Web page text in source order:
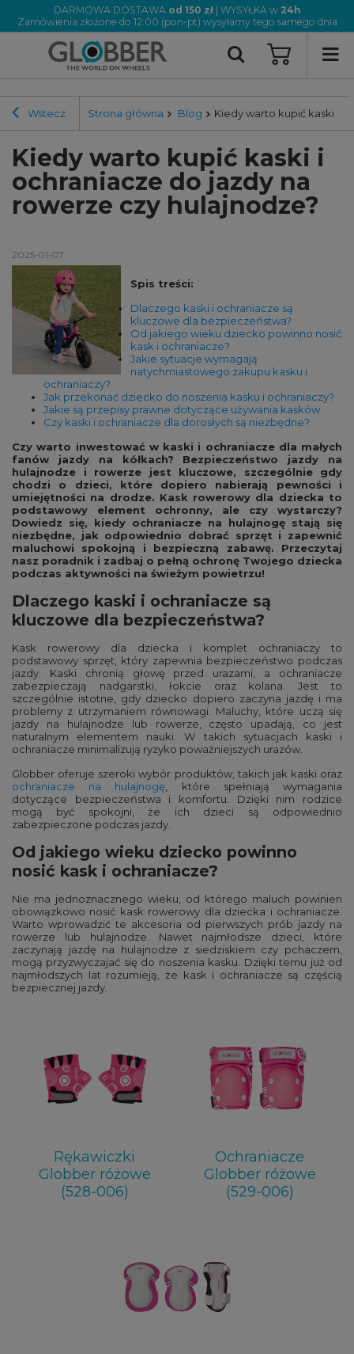
DARMOWA DOSTAWA od 150 zł| WYSYŁKA w 24h
Zamówienia złożone do 12:00 (pon-pt) wysyłamy tego samego dnia
Wstecz Strona główna Blog Kiedy warto kupić kaski i
Kiedy warto kupić kaski i
ochraniacze do jazdy na
rowerze czy hulajnodze?
2025-01-07
Spis treści:
Dlaczego kaski i ochraniacze są
kluczowe dla bezpieczeństwa?
Od jakiego wieku dziecko powinno nosić
kask i ochraniacze?
Jakie sytuacje wymagają
natychmiastowego zakupu kasku i
ochraniaczy?
Jak przekonać dziecko do noszenia kasku i ochraniaczy?
Jakie są przepisy prawne dotyczące używania kasków
Czy kaski i ochraniacze dla dorosłych są niezbędne?
Czy warto inwestować w kaski i ochraniacze dla małych
fanów jazdy na kółkach? Bezpieczeństwo jazdy na
hulajnodze i rowerze jest kluczowe, szczególnie gdy
chodzi o dzieci, które dopiero nabierają pewności i
umiejętności na drodze. Kask rowerowy dla dziecka to
podstawowy element ochronny, ale czy wystarczy?
Dowiedz się, kiedy ochraniacze na hulajnogę stają się
niezbędne, jak odpowiednio dobrać sprzęt i zapewnić
maluchowi spokojną i bezpieczną zabawę. Przeczytaj
nasz poradnik i zadbaj o pełną ochronę Twojego dziecka
podczas aktywności na świeżym powietrzu!
Dlaczego kaski i ochraniacze są
kluczowe dla bezpieczeństwa?
Kask rowerowy dla dziecka i komplet ochraniaczy to
podstawowy sprzęt, który zapewnia bezpieczeństwo podczas
jazdy. Kaski chronią głowę przed urazami, a ochraniacze
zabezpieczają nadgarstki, łokcie oraz kolana. Jest to
szczególnie istotne, gdy dziecko dopiero zaczyna jazdę i ma
problemy z utrzymaniem równowagi. Maluchy, które uczą się
jazdy na hulajnodze lub rowerze, często upadają, co jest
naturalnym elementem nauki. W takich sytuacjach kaski i
ochraniacze minimalizują ryzyko poważniejszych urazów.
Globber oferuje szeroki wybór produktów, takich jak kaski oraz
ochraniacze na hulajnogę , które spełniają wymagania
dotyczące bezpieczeństwa i komfortu. Dzięki nim rodzice
mogą być spokojni, że ich dzieci są odpowiednio
zabezpieczone podczas jazdy.
Od jakiego wieku dziecko powinno
nosić kask i ochraniacze?
Nie ma jednoznacznego wieku, od którego maluch powinien
obowiązkowo nosić kask rowerowy dla dziecka i ochraniacze.
Warto wprowadzić te akcesoria od pierwszych prób jazdy na
rowerze lub hulajnodze. Nawet najmłodsze dzieci, które
zaczynają jazdę na hulajnodze z siedziskiem czy pchaczem,
mogą przyzwyczajać się do noszenia kasku. Dzięki temu już od
najmłodszych lat rozumieją, że kask i ochraniacze są częścią
bezpiecznej jazdy.
Rękawiczki
Globber różowe
(528-006)
Ochraniacze
Globber różowe
(529-006)